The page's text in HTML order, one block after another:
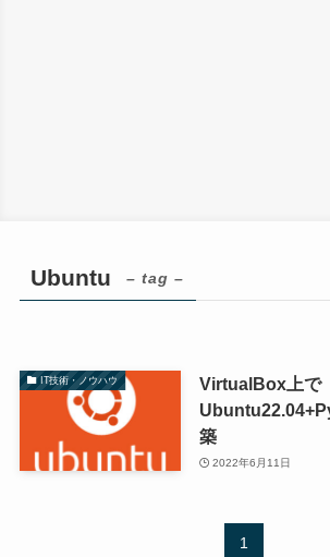
Ubuntu – tag –
IT技術・ノウハウ
VirtualBox上で
築
2022年6月11日
1